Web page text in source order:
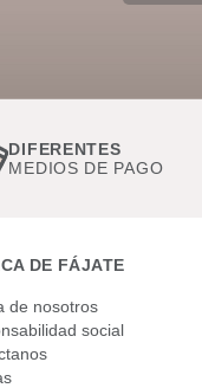
DE FÁJATE
de nosotros
social